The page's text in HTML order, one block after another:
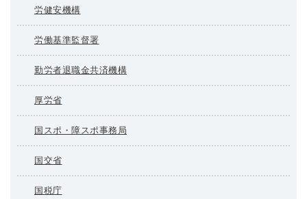
労健安機構
労働基準監督署
勤労者退職金共済機構
厚労省
国スポ・障スポ事務局
国交省
国税庁